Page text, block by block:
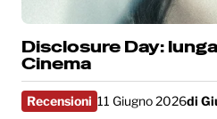
Disclosure Day:
Cinema
Recensioni 11 Giugno 2026di